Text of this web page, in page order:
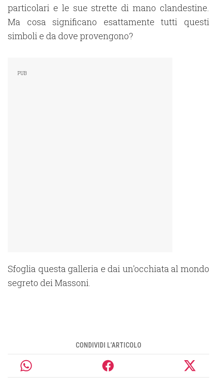
particolari e le sue strette di mano clandestine.
Ma cosa significano esattamente tutti questi
simboli e da dove provengono?
Sfoglia questa galleria e dai un'occhiata al mondo
segreto dei Massoni.
CONDIVIDI L’ARTICOLO